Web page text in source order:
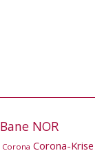
Bane NOR
Corona Corona-Krise